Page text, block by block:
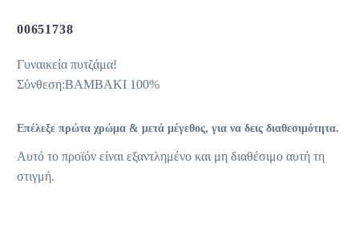
00651738
Γυναικεία πυτζάμα!
Σύνθεση:ΒΑΜΒΑΚΙ 100%
Επέλεξε πρώτα χρώμα & μετά μέγεθος, για να δεις διαθεσιμότητα.
Αυτό το προϊόν είναι εξαντλημένο και μη διαθέσιμο αυτή τη
στιγμή.